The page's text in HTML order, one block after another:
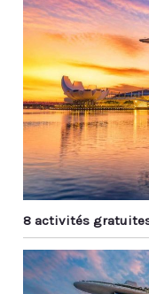
8 activités